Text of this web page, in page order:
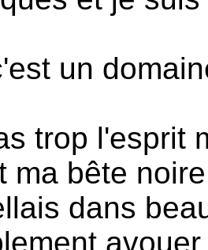
un
trop l'esprit
ma bête
dans